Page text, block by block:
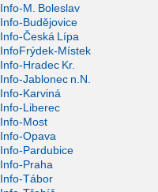
Info-M. Boleslav
Info-Budějovice
Info-Česká Lípa
InfoFrýdek-Místek
Info-Hradec Kr.
Info-Jablonec n.N.
Info-Karviná
Info-Liberec
Info-Most
Info-Opava
Info-Pardubice
Info-Praha
Info-Tábor